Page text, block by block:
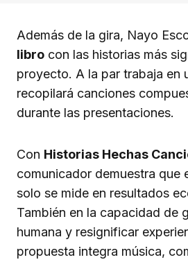
Además de la gira, Nayo
libro con las historias más
proyecto. A la par trabaja en
recopilará canciones
durante las presentaciones.
Con Historias Hechas
comunicador demuestra que
solo se mide en resultados
También en la capacidad de
humana y resignificar
propuesta integra música,